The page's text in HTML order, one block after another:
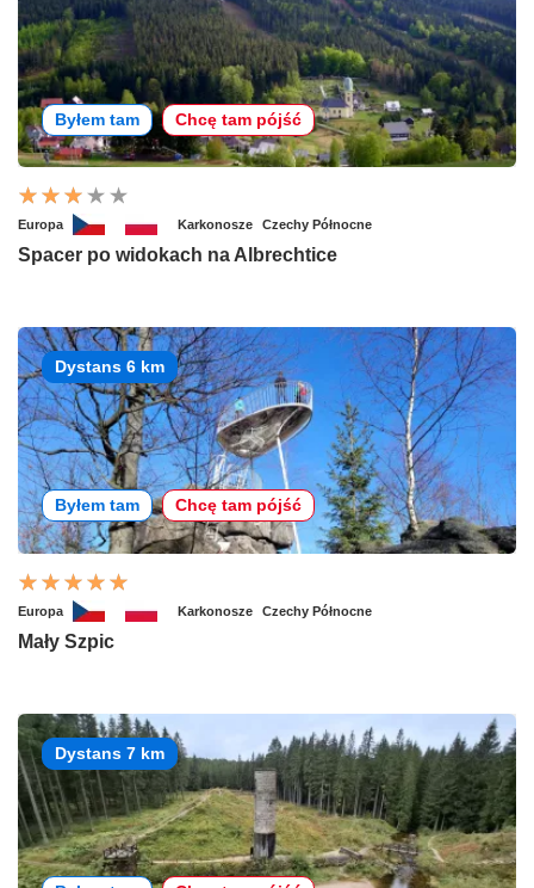
Byłem tam Chcę tam pójść
Europa Karkonosze Czechy Północne
Spacer po widokach na Albrechtice
Dystans 6 km
Byłem tam Chcę tam pójść
Europa Karkonosze Czechy Północne
Mały Szpic
Dystans 7 km